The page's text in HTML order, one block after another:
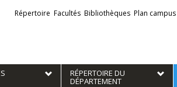
Liens
externes
Répertoire Facultés Bibliothèques Plan campus
RÉPERTOIRE DU
DÉPARTEMENT